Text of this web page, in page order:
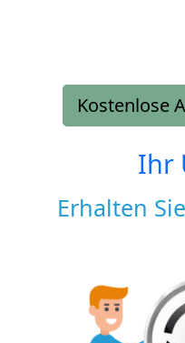
Kostenlose
Ihr
Erhalten